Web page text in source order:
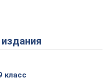
Video
издания
класс